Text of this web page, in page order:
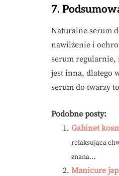
7.
Naturalne serum
nawilżenie i
serum regularnie,
jest inna, dlatego
serum do twarzy
Podobne posty:
Gabinet
relaksująca
znana...
Manicure